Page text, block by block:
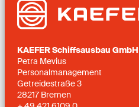
KAEFER Schiffsausbau GmbH
Petra Mevius
Personalmanagement
Getreidestraße 3
28217 Bremen